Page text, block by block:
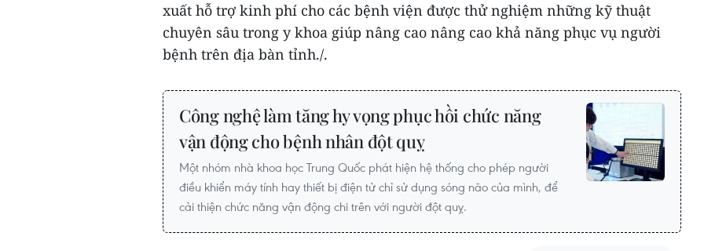
xuất hỗ trợ kinh phí cho các bệnh viện được thử nghiệm những kỹ thuật
chuyên sâu trong y khoa giúp nâng cao nâng cao khả năng phục vụ người
bệnh trên địa bàn tỉnh./.
Công nghệ làm tăng hy vọng phục hồi chức năng
vận động cho bệnh nhân đột quỵ
Một nhóm nhà khoa học Trung Quốc phát hiện hệ thống cho phép người
điều khiển máy tính hay thiết bị điện tử chỉ sử dụng sóng não của mình, để
cải thiện chức năng vận động chi trên với người đột quỵ.